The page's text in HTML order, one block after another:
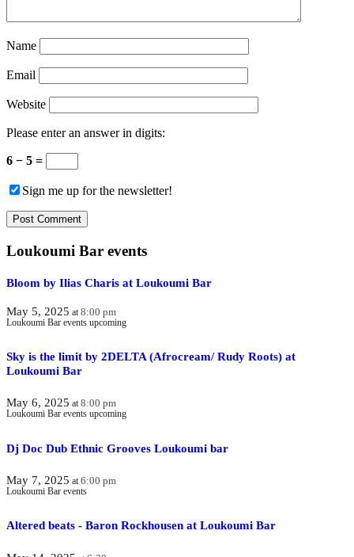
Name
Email
Website
Please enter an answer in digits:
6 − 5 =
Sign me up for the newsletter!
Loukoumi Bar events
Bloom by Ilias Charis at Loukoumi Bar
May 5, 2025 at 8:00 pm
Loukoumi Bar events upcoming
Sky is the limit by 2DELTA (Afrocream/ Rudy Roots) at
Loukoumi Bar
May 6, 2025 at 8:00 pm
Loukoumi Bar events upcoming
Dj Doc Dub Ethnic Grooves Loukoumi bar
May 7, 2025 at 6:00 pm
Loukoumi Bar events
Altered beats - Baron Rockhousen at Loukoumi Bar